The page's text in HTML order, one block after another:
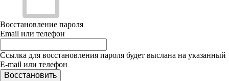
Восстановление пароля
Email или телефон
Ссылка для восстановления пароля будет выслана на указанный
E-mail или телефон